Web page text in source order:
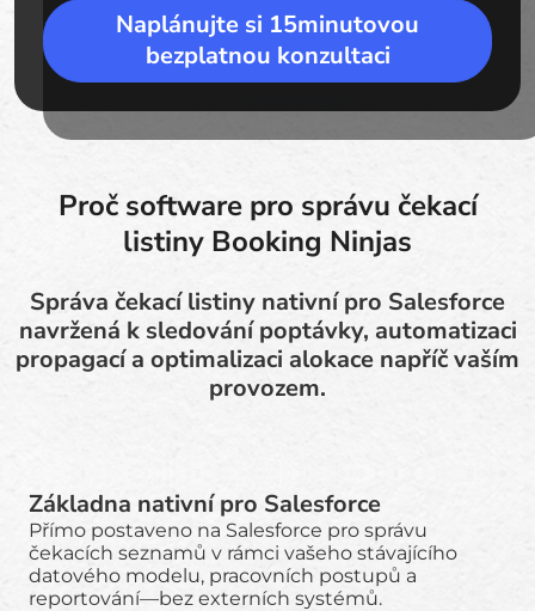
Naplánujte si 15minutovou
bezplatnou konzultaci
Proč software pro správu čekací
listiny Booking Ninjas
Správa čekací listiny nativní pro Salesforce
navržená k sledování poptávky, automatizaci
propagací a optimalizaci alokace napříč vaším
provozem.
Základna nativní pro Salesforce
Přímo postaveno na Salesforce pro správu
čekacích seznamů v rámci vašeho stávajícího
datového modelu, pracovních postupů a
reportování—bez externích systémů.